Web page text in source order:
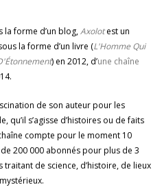
la forme d’un blog,Axolot est un
la forme d’un livre (L'Homme Qui
) en 2012, d’une chaîne
de son auteur pour les
qu’il s’agisse d’histoires ou de faits
compte pour le moment 10
200 000 abonnés pour plus de 3
traitant de science, d’histoire, de lieux